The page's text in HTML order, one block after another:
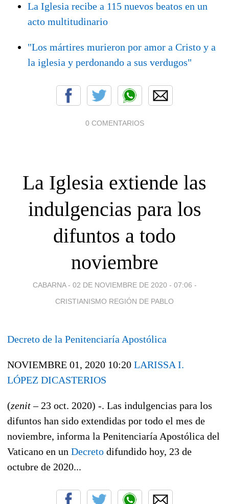
La Iglesia recibe a 115 nuevos beatos en un
acto multitudinario
"Los mártires murieron por amor a Cristo y a
la iglesia y perdonando a sus verdugos"
0 COMENTARIOS
La Iglesia extiende las
indulgencias para los
difuntos a todo
noviembre
CABARNA - 02 DE NOVIEMBRE DE 2020 - 07:06 -
CRISTIANISMO REGIÓN DE PABLO
Decreto de la Penitenciaría Apostólica
NOVIEMBRE 01, 2020 10:20 LARISSA I.
LÓPEZ DICASTERIOS
(zenit– 23 oct. 2020) -. Las indulgencias para los
difuntos han sido extendidas por todo el mes de
noviembre, informa la Penitenciaría Apostólica del
Vaticano en un Decreto difundido hoy, 23 de
octubre de 2020...